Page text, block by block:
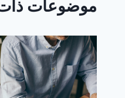
موضوعات